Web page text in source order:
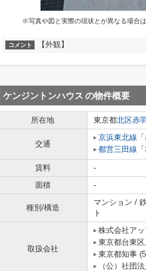
※写真や図と実際の現状とが異なる場合
コメント 【外観】
ケンジントンハウス の物件概要
所在地 東京都北区赤
交通
京浜東北線 「
都営三田線 「
賃料 -
面積
-
種別/構造
マンション /
ト
取扱会社
株式会社ア
東京都台東
東京都知事
（公）社団